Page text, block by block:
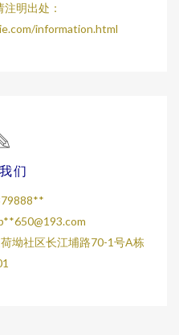
明出处：
information.html
们
650@193.com
坳社区长江埔路70-1号A栋